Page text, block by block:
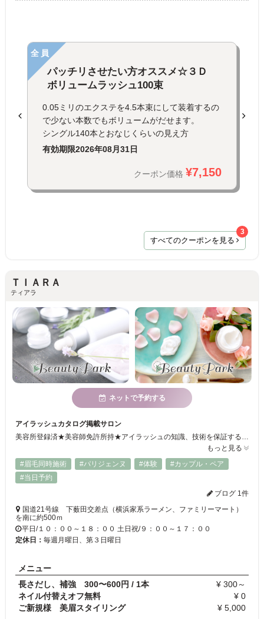
全員
パッチリさせたい方オススメ☆３Ｄ
ボリュームラッシュ100束
0.05ミリのエクステを4.5本束にして装着するの
で少ない本数でもボリュームがだせます。
シングル140本とおなじくらいの見え方
有効期限2026年08月31日
クーポン価格 ¥7,150
すべてのクーポンを見る
3
ＴＩＡＲＡ
ティアラ
ネットで予約する
アイラッシュカタログ掲載サロン
美容所登録済★美容師免許所持★アイラッシュの知識、技術を保証する松風公認インストラクターが在籍するサロンです♪ 半個室にて一人ひとりの目の形、お顔のバランス、まつげの状態、生え方、くせ、お悩みなどに合わせてカウンセリングさせていただくので満足度◎ 商材にこだわり、社団法人日本まつげエクステメーカー連合会の基準適合品を使用しております。
もっと見る
#眉毛同時施術
#パリジェンヌ #体験
#カップル・ペア
#当日予約
ブログ 1件
国道21号線 下薮田交差点（横浜家系ラーメン、ファミリーマート）
を南に約500ｍ
平日/１０：００～１８：００ 土日祝/９：００～１７：００
定休日： 毎週月曜日、第３日曜日
メニュー
長さだし、補強 300〜600円 / 1本
¥ 300～
ネイル付替えオフ無料
¥ 0
ご新規様 美眉スタイリング
¥ 5,000